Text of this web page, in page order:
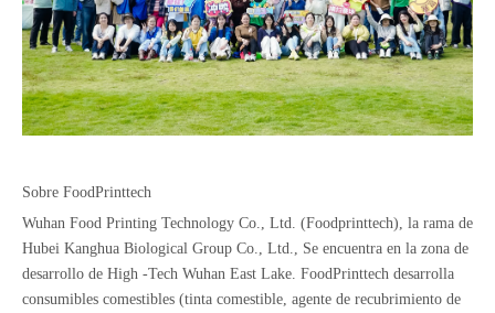
Sobre FoodPrinttech
Wuhan Food Printing Technology Co., Ltd. (Foodprinttech), la rama de
Hubei Kanghua Biological Group Co., Ltd., Se encuentra en la zona de
desarrollo de High -Tech Wuhan East Lake. FoodPrinttech desarrolla
consumibles comestibles (tinta comestible, agente de recubrimiento de